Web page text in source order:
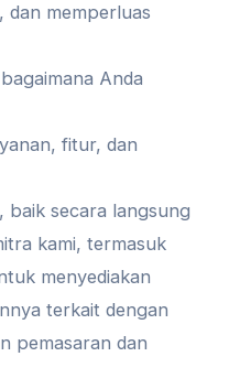
dan memperluas
Anda
fitur, dan
baik secara langsung
kami, termasuk
menyediakan
terkait dengan
pemasaran dan